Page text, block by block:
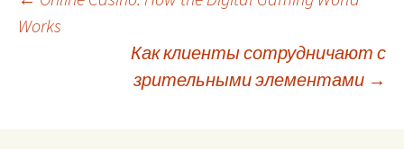
Post
navigation
Works
Как клиенты сотрудничают с
зрительными элементами →